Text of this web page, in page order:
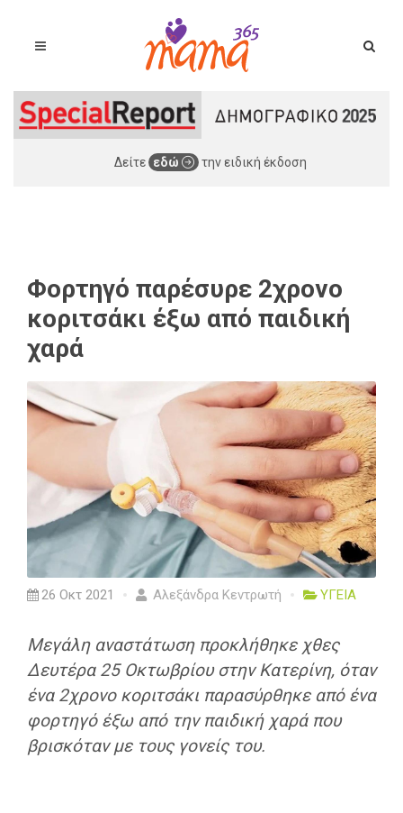
Δείτε εδώ την ειδική έκδοση
Φορτηγό παρέσυρε 2χρονο
κοριτσάκι έξω από παιδική
χαρά
26 Οκτ 2021 Αλεξάνδρα Κεντρωτή ΥΓΕΙΑ
Μεγάλη αναστάτωση προκλήθηκε χθες
Δευτέρα 25 Οκτωβρίου στην Κατερίνη, όταν
ένα 2χρονο κοριτσάκι παρασύρθηκε από ένα
φορτηγό έξω από την παιδική χαρά που
βρισκόταν με τους γονείς του.